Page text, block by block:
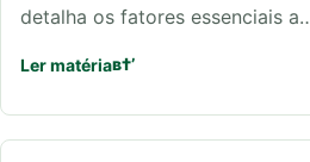
detalha os fatores essenciais
Ler matéria